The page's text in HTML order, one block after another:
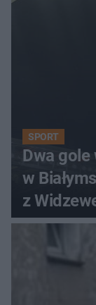
SPORT
Dwa gole
w
z